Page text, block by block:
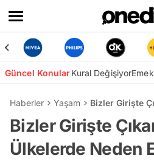
Güncel KonularKural Değişiyor
Haberler Yaşam Bizler Girişte
Bizler Girişte
Ülkelerde Neden